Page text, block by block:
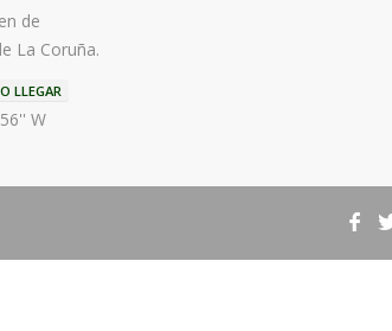
de
La Coruña.
LLEGAR
W